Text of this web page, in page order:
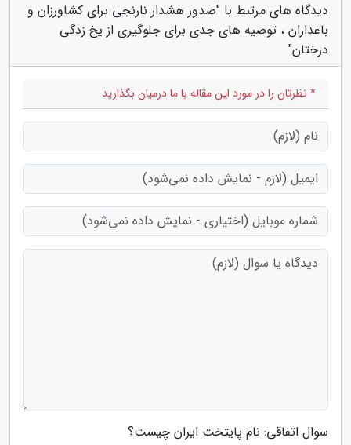
دیدگاه های مرتبط با "صدور هشدار نارنجی برای کشاورزان و
باغداران ، توصیه های جدی برای جلوگیری از یخ زدگی
درختان"
* نظرتان را در مورد این مقاله با ما درمیان بگذارید
سوال اتفاقی: نام پایتخت ایران چیست؟